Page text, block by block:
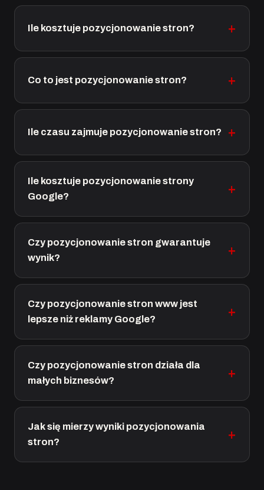
Ile kosztuje pozycjonowanie stron?
Co to jest pozycjonowanie stron?
Ile czasu zajmuje pozycjonowanie stron?
Ile kosztuje pozycjonowanie strony
Google?
Czy pozycjonowanie stron gwarantuje
wynik?
Czy pozycjonowanie stron www jest
lepsze niż reklamy Google?
Czy pozycjonowanie stron działa dla
małych biznesów?
Jak się mierzy wyniki pozycjonowania
stron?